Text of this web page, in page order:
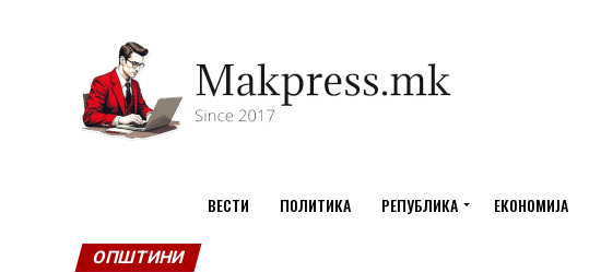
ВЕСТИ ПОЛИТИКА РЕПУБЛИКА ЕКОНОМИЈА
ОПШТИНИ